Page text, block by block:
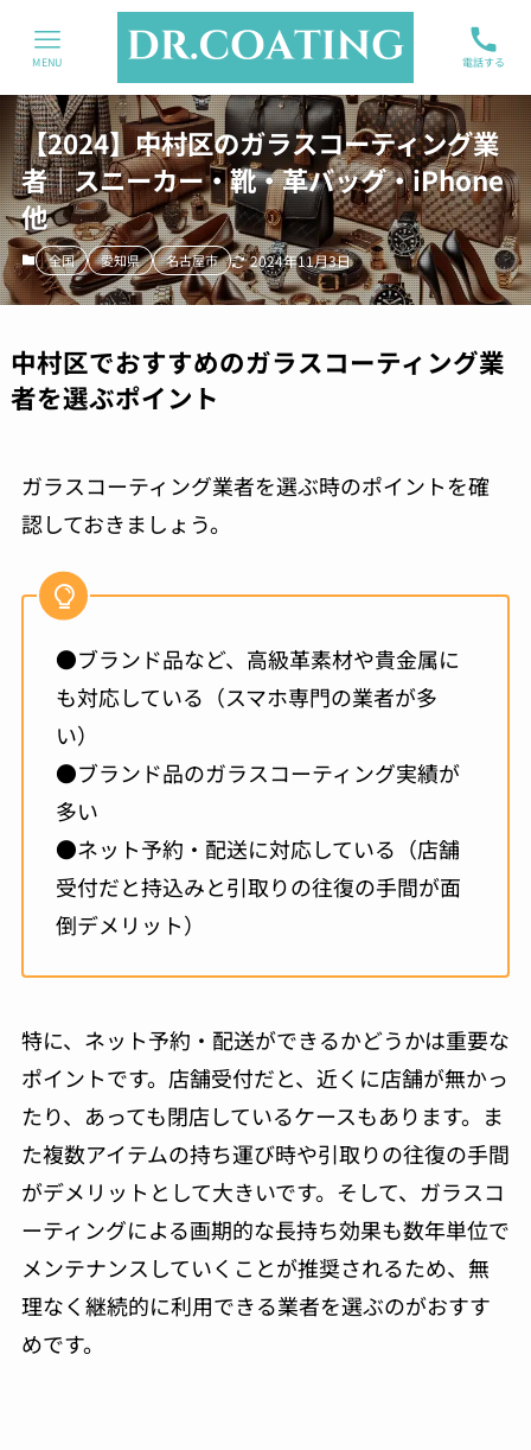
電話する
MENU
【2024】中村区のガラスコーティング業
者｜スニーカー・靴・革バッグ・iPhone
他
全国 愛知県 名古屋市 2024年11月3日
中村区でおすすめのガラスコーティング業
者を選ぶポイント
ガラスコーティング業者を選ぶ時のポイントを確
認しておきましょう。
●ブランド品など、高級革素材や貴金属に
も対応している（スマホ専門の業者が多
い）
●ブランド品のガラスコーティング実績が
多い
●ネット予約・配送に対応している（店舗
受付だと持込みと引取りの往復の手間が面
倒デメリット）
特に、ネット予約・配送ができるかどうかは重要な
ポイントです。店舗受付だと、近くに店舗が無かっ
たり、あっても閉店しているケースもあります。ま
た複数アイテムの持ち運び時や引取りの往復の手間
がデメリットとして大きいです。そして、ガラスコ
ーティングによる画期的な長持ち効果も数年単位で
メンテナンスしていくことが推奨されるため、無
理なく継続的に利用できる業者を選ぶのがおすす
めです。